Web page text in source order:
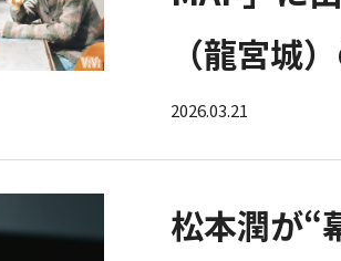
（龍宮城
2026.03.21
松本潤が“